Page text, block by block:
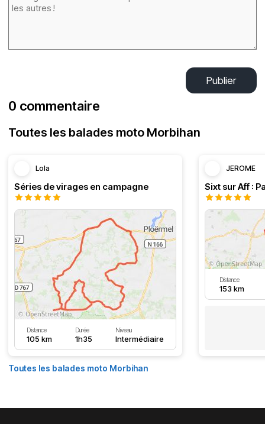
Publier
0 commentaire
Toutes les balades moto Morbihan
Lola
Séries de virages en campagne
Distance
105 km
Durée
1h35
Niveau
Intermédiaire
JEROME
Distance
153 km
Toutes les balades moto Morbihan